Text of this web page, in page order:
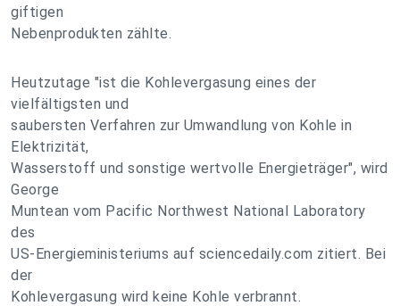
giftigen
Nebenprodukten zählte.
Heutzutage "ist die Kohlevergasung eines der
vielfältigsten und
saubersten Verfahren zur Umwandlung von Kohle in
Elektrizität,
Wasserstoff und sonstige wertvolle Energieträger", wird
George
Muntean vom Pacific Northwest National Laboratory
des
US-Energieministeriums auf sciencedaily.com zitiert. Bei
der
Kohlevergasung wird keine Kohle verbrannt.